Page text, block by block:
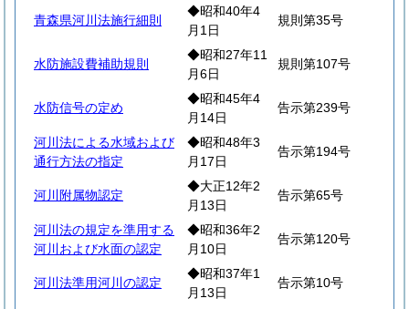
青森県河川法施行細則
◆昭和40年4
月1日
規則第35号
水防施設費補助規則
◆昭和27年11
月6日
規則第107号
水防信号の定め
◆昭和45年4
月14日
告示第239号
河川法による水域および
通行方法の指定
◆昭和48年3
月17日
告示第194号
河川附属物認定
◆大正12年2
月13日
告示第65号
河川法の規定を準用する
河川および水面の認定
◆昭和36年2
月10日
告示第120号
河川法準用河川の認定
◆昭和37年1
月13日
告示第10号